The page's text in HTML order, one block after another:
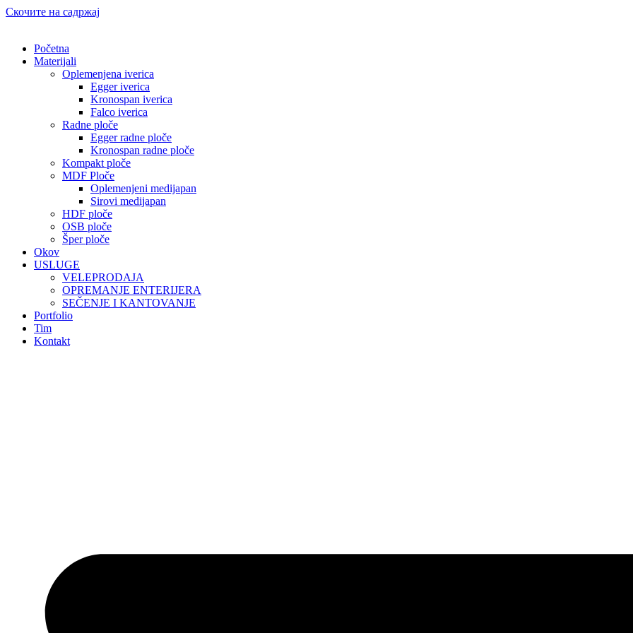
Скочите на садржај
Početna
Materijali
Oplemenjena iverica
Egger iverica
Kronospan iverica
Falco iverica
Radne ploče
Egger radne ploče
Kronospan radne ploče
Kompakt ploče
MDF Ploče
Oplemenjeni medijapan
Sirovi medijapan
HDF ploče
OSB ploče
Šper ploče
Okov
USLUGE
VELEPRODAJA
OPREMANJE ENTERIJERA
SEČENJE I KANTOVANJE
Portfolio
Tim
Kontakt